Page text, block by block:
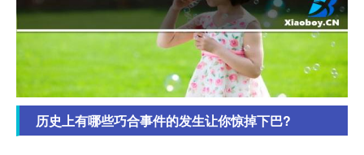
历史上有哪些巧合事件的发生让你惊掉下巴?